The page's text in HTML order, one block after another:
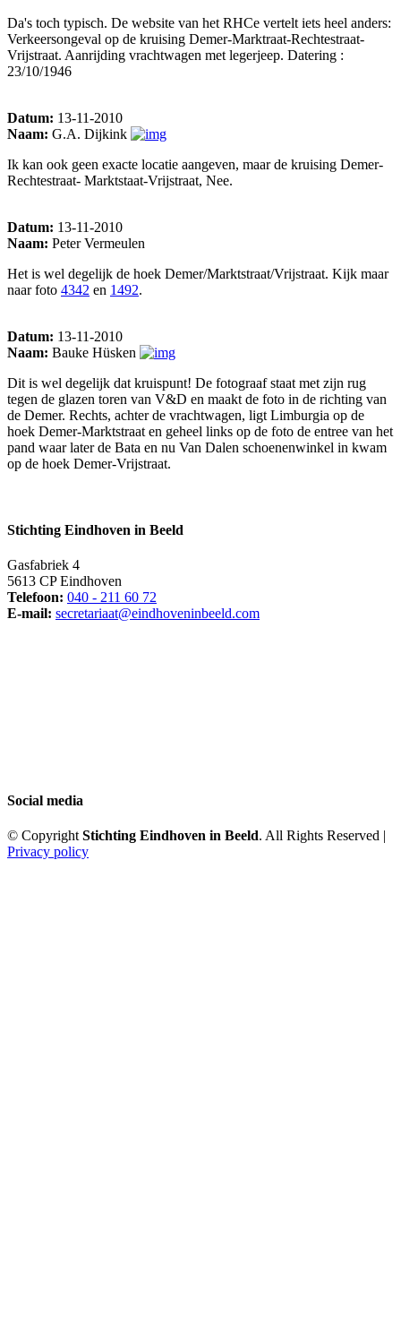
Da's toch typisch. De website van het RHCe vertelt iets heel anders:
Verkeersongeval op de kruising Demer-Marktraat-Rechtestraat-
Vrijstraat. Aanrijding vrachtwagen met legerjeep. Datering :
23/10/1946
Datum: 13-11-2010
Naam: G.A. Dijkink
Ik kan ook geen exacte locatie aangeven, maar de kruising Demer-
Rechtestraat- Marktstaat-Vrijstraat, Nee.
Datum: 13-11-2010
Naam: Peter Vermeulen
Het is wel degelijk de hoek Demer/Marktstraat/Vrijstraat. Kijk maar
naar foto 4342 en 1492.
Datum: 13-11-2010
Naam: Bauke Hüsken
Dit is wel degelijk dat kruispunt! De fotograaf staat met zijn rug
tegen de glazen toren van V&D en maakt de foto in de richting van
de Demer. Rechts, achter de vrachtwagen, ligt Limburgia op de
hoek Demer-Marktstraat en geheel links op de foto de entree van het
pand waar later de Bata en nu Van Dalen schoenenwinkel in kwam
op de hoek Demer-Vrijstraat.
Stichting Eindhoven in Beeld
Gasfabriek 4
5613 CP Eindhoven
Telefoon: 040 - 211 60 72
E-mail: secretariaat@eindhoveninbeeld.com
Social media
© CopyrightStichting Eindhoven in Beeld. All Rights Reserved |
Privacy policy